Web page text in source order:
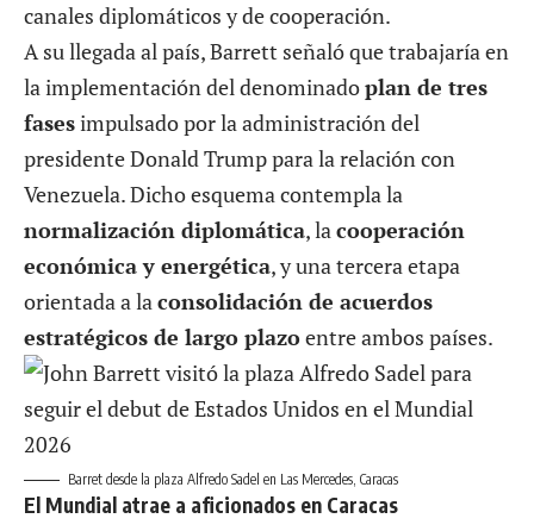
canales diplomáticos y de cooperación.
A su llegada al país, Barrett señaló que trabajaría en
la implementación del denominadoplan de tres
fasesimpulsado por la administración del
presidente Donald Trump para la relación con
Venezuela. Dicho esquema contempla la
normalización diplomática, lacooperación
económica y energética, y una tercera etapa
orientada a laconsolidación de acuerdos
estratégicos de largo plazoentre ambos países.
Barret desde la plaza Alfredo Sadel en Las Mercedes, Caracas
El Mundial atrae a aficionados en Caracas